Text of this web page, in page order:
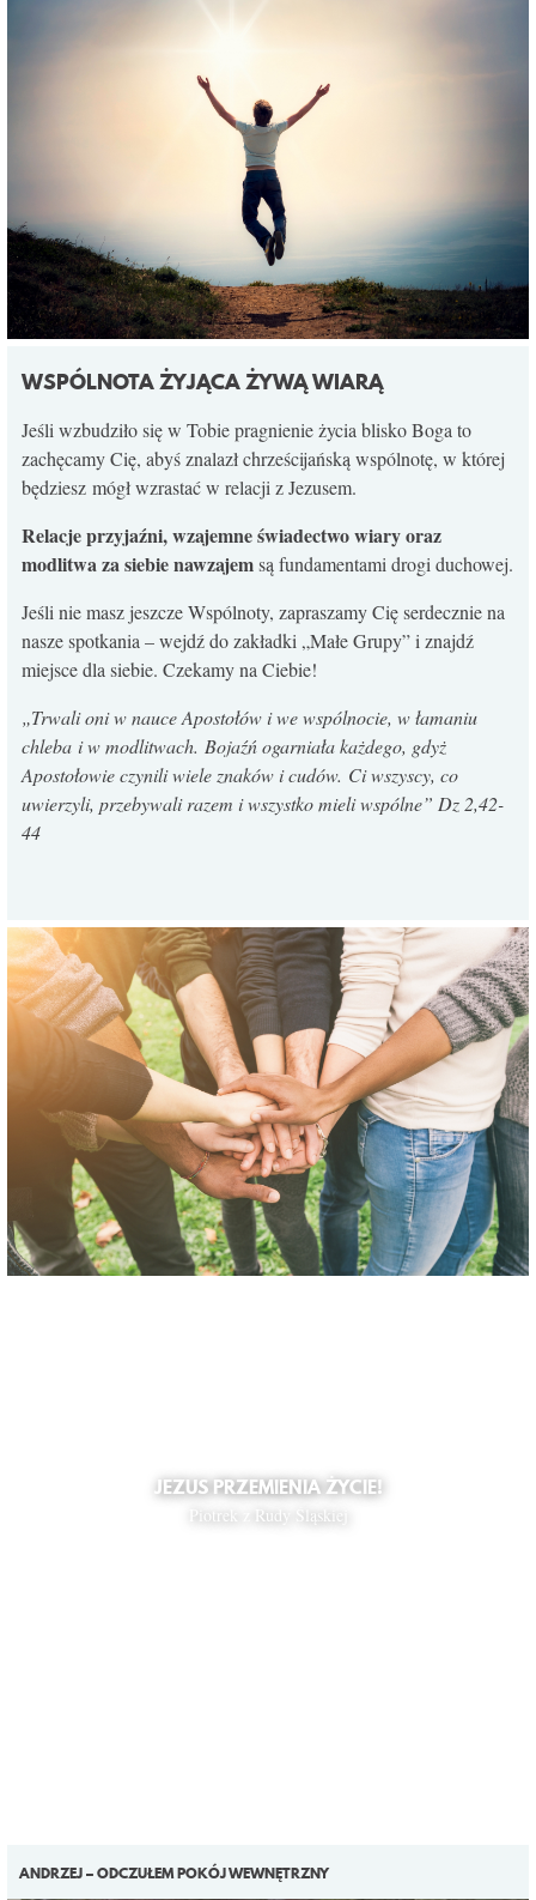
WSPÓLNOTA ŻYJĄCA ŻYWĄ WIARĄ
Jeśli wzbudziło się w Tobie pragnienie życia blisko Boga to
zachęcamy Cię, abyś znalazł chrześcijańską wspólnotę, w której
będziesz mógł wzrastać w relacji z Jezusem.
Relacje przyjaźni, wzajemne świadectwo wiary oraz
modlitwa za siebie nawzajemsą fundamentami drogi duchowej.
Jeśli nie masz jeszcze Wspólnoty, zapraszamy Cię serdecznie na
nasze spotkania – wejdź do zakładki „Małe Grupy” i znajdź
miejsce dla siebie. Czekamy na Ciebie!
„Trwali oni w nauce Apostołów i we wspólnocie, w łamaniu
chleba i w modlitwach. Bojaźń ogarniała każdego, gdyż
Apostołowie czynili wiele znaków i cudów. Ci wszyscy, co
uwierzyli, przebywali razem i wszystko mieli wspólne” Dz 2,42-
44
JEZUS PRZEMIENIA ŻYCIE!
Piotrek z Rudy Śląskiej
ANDRZEJ – ODCZUŁEM POKÓJ WEWNĘTRZNY